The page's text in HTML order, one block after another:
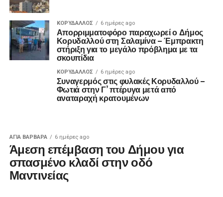
ΚΟΡΥΔΑΛΛΟΣ 6 ημέρες ago
Απορριμματοφόρο παραχωρεί ο Δήμος
Κορυδαλλού στη Σαλαμίνα – Έμπρακτη
στήριξη για το μεγάλο πρόβλημα με τα
σκουπίδια
ΚΟΡΥΔΑΛΛΟΣ 6 ημέρες ago
Συναγερμός στις φυλακές Κορυδαλλού –
Φωτιά στην Γ’ πτέρυγα μετά από
αναταραχή κρατουμένων
ΑΓΙΑ ΒΑΡΒΑΡΑ 6 ημέρες ago
Άμεση επέμβαση του Δήμου για
σπασμένο κλαδί στην οδό
Μαντινείας